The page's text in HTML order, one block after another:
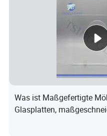
Geschäftskostenzähler
Was ist Maßgefertigte
Glasplatten,